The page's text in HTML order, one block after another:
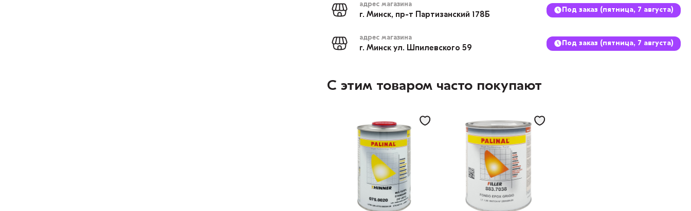
адрес магазина
г. Минск, пр-т Партизанский 178Б
Под заказ (пятница, 7 августа)
адрес магазина
г. Минск ул. Шпилевского 59
Под заказ (пятница, 7 августа)
С этим товаром часто покупают